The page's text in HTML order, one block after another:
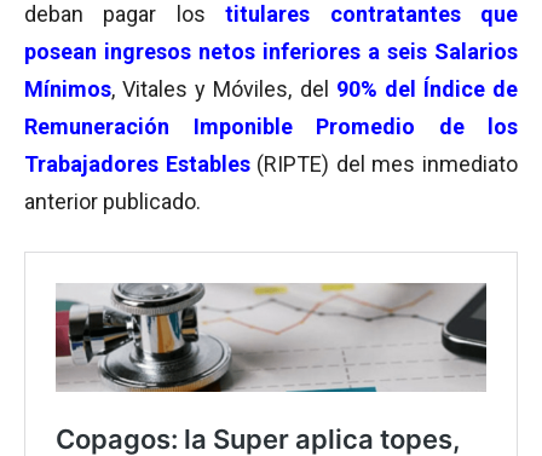
deban pagar lostitulares contratantes que
posean ingresos netos inferiores a seis Salarios
Mínimos, Vitales y Móviles, del 90% del Índice de
Remuneración Imponible Promedio de los
Trabajadores Estables (RIPTE) del mes inmediato
anterior publicado.